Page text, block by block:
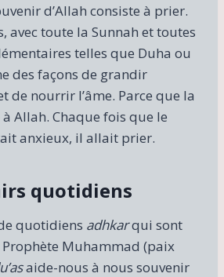
d’Allah consiste à prier.
avec toute la Sunnah et toutes
telles que Duha ou
des façons de grandir
de nourrir l’âme. Parce que la
Allah. Chaque fois que le
anxieux, il allait prier.
quotidiens
quotidiens adhkarqui sont
Muhammad (paix
aide-nous à nous souvenir